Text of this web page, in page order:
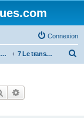
Connexion
Tome 1 La Guilde 7 Le transfert
Rechercher